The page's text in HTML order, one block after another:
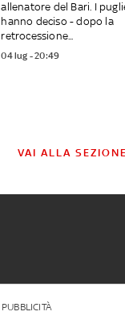
allenatore del Bari. I
hanno deciso - dopo la
retrocessione...
04 lug - 20:49
VAI ALLA SEZIONE
PUBBLICITÀ